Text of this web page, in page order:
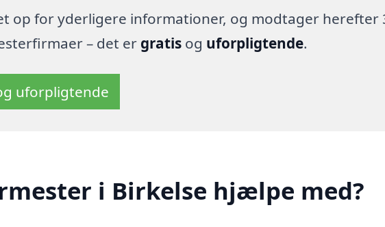
op for yderligere informationer, og modtager herefter
– det er gratisog uforpligtende.
uforpligtende
i Birkelse hjælpe med?